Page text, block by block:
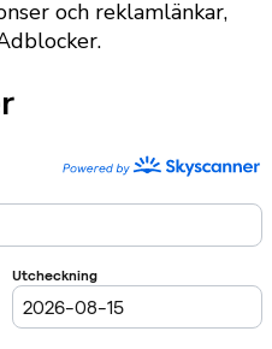
och reklamlänkar,